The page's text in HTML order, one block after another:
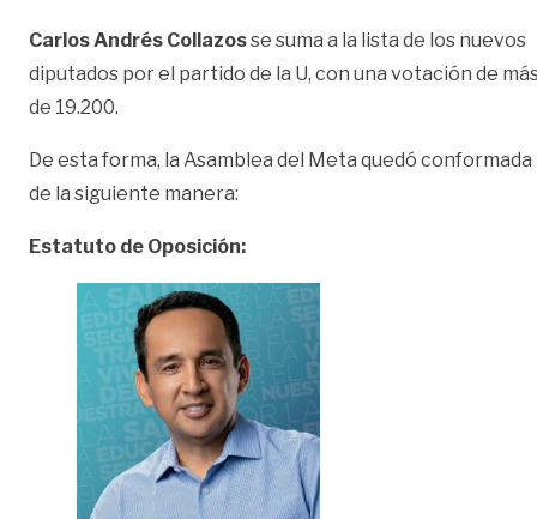
Carlos Andrés Collazosse suma a la lista de los nuevos
diputados por el partido de la U, con una votación de
de 19.200.
De esta forma, la Asamblea del Meta quedó conformada
de la siguiente manera:
Estatuto de Oposición: